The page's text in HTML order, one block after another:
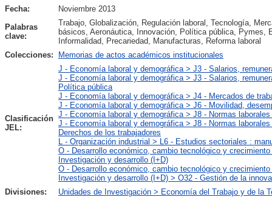
Fecha:
Noviembre 2013
Palabras
clave:
Trabajo, Globalización, Regulación laboral, Tecnología,
básicos, Aeronáutica, Innovación, Política pública, Pymes,
Informalidad, Precariedad, Manufacturas, Reforma laboral
Colecciones:
Memorias de actos académicos institucionales
Clasificación
JEL:
J - Economía laboral y demográfica > J3 - Salarios,
J - Economía laboral y demográfica > J3 - Salarios,
Política pública
J - Economía laboral y demográfica > J4 - Mercados de
J - Economía laboral y demográfica > J6 - Movilidad,
J - Economía laboral y demográfica > J8 - Normas
J - Economía laboral y demográfica > J8 - Normas
Derechos de los trabajadores
L - Organización industrial > L6 - Estudios sectoriales :
O - Desarrollo económico, cambio tecnológico y
Investigación y desarrollo (I+D)
O - Desarrollo económico, cambio tecnológico y
Investigación y desarrollo (I+D) > O32 - Gestión de la
Divisiones:
Unidades de Investigación > Economía del Trabajo y de la